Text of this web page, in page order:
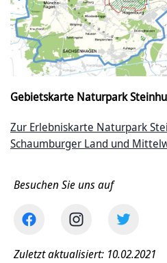
Gebietskarte Naturpark
Zur Erlebniskarte Naturpark
Schaumburger Land und
Besuchen Sie uns auf
Zuletzt aktualisiert: 10.02.2021